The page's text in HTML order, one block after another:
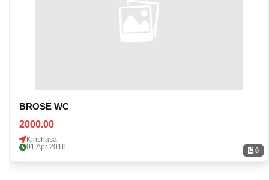
0
BROSE WC
2000.00
Kinshasa
01 Apr 2016